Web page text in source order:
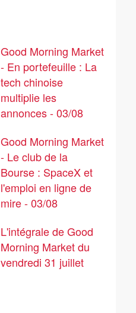
Good Morning Market
- En portefeuille : La
tech chinoise
multiplie les
annonces - 03/08
Good Morning Market
- Le club de la
Bourse : SpaceX et
l'emploi en ligne de
mire - 03/08
L'intégrale de Good
Morning Market du
vendredi 31 juillet